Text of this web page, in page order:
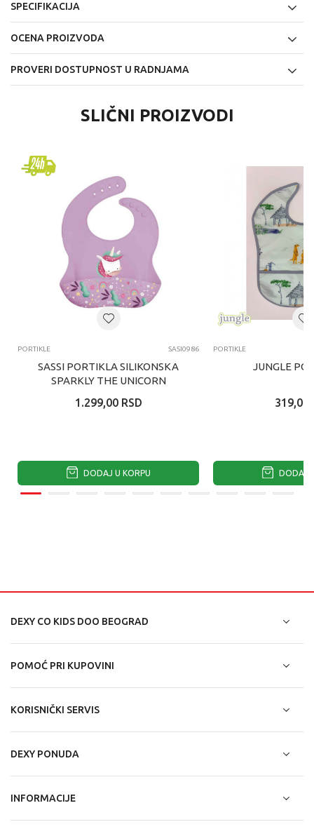
SPECIFIKACIJA
OCENA PROIZVODA
PROVERI DOSTUPNOST U RADNJAMA
SLIČNI PROIZVODI
PORTIKLE SASI0986
SASSI PORTIKLA SILIKONSKA
SPARKLY THE UNICORN
1.299,00 RSD
DODAJ U KORPU
PORTIKLE
JUNGLE
319,00
DODAJ
DEXY CO KIDS DOO BEOGRAD
POMOĆ PRI KUPOVINI
KORISNIČKI SERVIS
DEXY PONUDA
INFORMACIJE